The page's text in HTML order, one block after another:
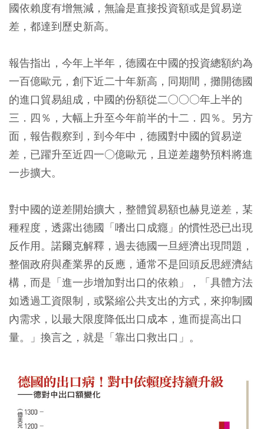
國依賴度有增無減，無論是直接投資額或是貿易逆
差，都達到歷史新高。
報告指出，今年上半年，德國在中國的投資總額約為
一百億歐元，創下近二十年新高，同期間，攤開德國
的進口貿易組成，中國的份額從二○○○年上半的
三．四％，大幅上升至今年前半的十二．四％。另方
面，報告觀察到，到今年中，德國對中國的貿易逆
差，已躍升至近四一○億歐元，且逆差趨勢預料將進
一步擴大。
對中國的逆差開始擴大，整體貿易額也赫見逆差，某
種程度，透露出德國「嗜出口成癮」的慣性恐已出現
反作用。諾爾克解釋，過去德國一旦經濟出現問題，
整個政府與產業界的反應，通常不是回頭反思經濟結
構，而是「進一步增加對出口的依賴」，「具體方法
如透過工資限制，或緊縮公共支出的方式，來抑制國
內需求，以最大限度降低出口成本，進而提高出口
量。」換言之，就是「靠出口救出口」。